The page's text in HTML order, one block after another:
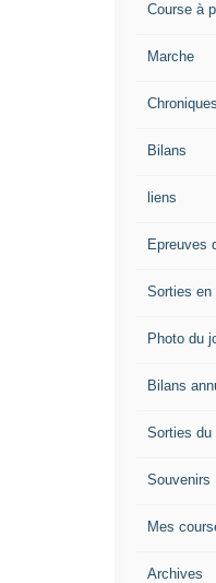
Course à
Marche
Chroniques
Bilans
liens
Epreuves
Sorties en
Photo du
Bilans
Sorties du
Souvenirs
Mes
Archives